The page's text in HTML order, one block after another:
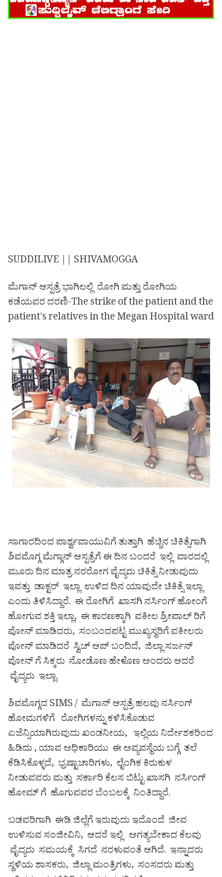
SUDDILIVE || SHIVAMOGGA
ಮೆಗಾನ್ ಆಸ್ಪತ್ರೆ ಭಾಗಿಲಲ್ಲಿ ರೋಗಿ ಮತ್ತು ರೋಗಿಯ
ಕಡೆಯವರ ದರಣಿ-The strike of the patient and the
patient's relatives in the Megan Hospital ward
ಸಾಗಾರದಿಂದ ಪಾರ್ಶ್ವವಾಯುವಿಗೆ ತುತ್ತಾಗಿ ಹೆಚ್ಚಿನ ಚಿಕಿತ್ಸೆಗಾಗಿ
ಶಿವಮೊಗ್ಗ ಮೆಗ್ಗಾನ್ ಆಸ್ಪತ್ರೆಗೆ ಈ ದಿನ ಬಂದರೆ ಇಲ್ಲಿ ವಾರದಲ್ಲಿ
ಮೂರು ದಿನ ಮಾತ್ರ ನರರೋಗ ವೈದ್ಯರು ಚಿಕಿತ್ಸೆ ನೀಡುವುದು
ಇವತ್ತು ಡಾಕ್ಟರ್ ಇಲ್ಲಾ ಉಳಿದ ದಿನ ಯಾವುದೇ ಚಿಕಿತ್ಸೆ ಇಲ್ಲಾ
ಎಂದು ತಿಳಿಸಿದ್ದಾರೆ. ಈ ರೋಗಿಗೆ ಖಾಸಗಿ ನರ್ಸಿಂಗ್ ಹೋಂಗೆ
ಹೋಗುವ ಶಕ್ತಿ ಇಲ್ಲಾ, ಈ ಕಾರಣಕ್ಕಾಗಿ ವಕೀಲ ಶ್ರೀಪಾಲ್ ರಿಗೆ
ಪೋನ್ ಮಾಡಿದರು, ಸಂಬಂದಪಟ್ಟ ಮುಖ್ಯಸ್ಥರಿಗೆ ವಕೀಲರು
ಪೋನ್ ಮಾಡಿದರೆ ಸ್ವಿಚ್ ಆಪ್ ಬಂದಿದೆ, ಜಿಲ್ಲಾ ಸರ್ಜನ್
ಪೋನ್ ಗೆ ಸಿಕ್ಕರು ನೋಡೊಣ ಹೇಳೊಣ ಅಂದರು ಆದರೆ
ವೈದ್ಯರು ಇಲ್ಲಾ.
ಶಿವಮೊಗ್ಗದ SIMS / ಮೆಗಾನ್ ಆಸ್ಪತ್ರೆ ಹಲವು ನರ್ಸಿಂಗ್
ಹೋಮಗಳಿಗೆ ರೋಗಿಗಳನ್ನು ಕಳಿಸಿಕೊಡುವ
ಏಜೆನ್ಸಿಯಾಗಿರುವುದು ಖಂಡನೀಯ, ಇಲ್ಲಿಯ ನಿರ್ದೇಶಕರಿಂದ
ಹಿಡಿದು , ಯಾವ ಅಧಿಕಾರಿಯು ಈ ಅವ್ಯವಸ್ಥೆಯ ಬಗ್ಗೆ ತಲೆ
ಕೆಡಿಸಿಕೊಳ್ಳದೆ, ಭ್ರಷ್ಟಾಚಾರಿಗಳು, ಲೈಂಗಿಕ ಕಿರುಕುಳ
ನೀಡುವವರು ಮತ್ತು ಸರ್ಕಾರಿ ಕೆಲಸ ಬಿಟ್ಟು ಖಾಸಗಿ ನರ್ಸಿಂಗ್
ಹೋಮ್ ಗೆ ಹೊಗುವವರ ಬೆಂಬಲಕ್ಕೆ ನಿಂತಿದ್ದಾರೆ.
ಬಡವರಿಗಾಗಿ ಈಡಿ ಜಿಲ್ಲೆಗೆ ಇರುವುದು ಇದೊಂದೆ ಜೀವ
ಉಳಿಸುವ ಸಂಜೀವಿನಿ, ಆದರೆ ಇಲ್ಲಿ ಅಗತ್ಯಬೇಕಾದ ಕೆಲವು
ವೈದ್ಯರು ಸಮಯಕ್ಕೆ ಸಿಗದೆ ನರಳುವಂತೆ ಆಗಿದೆ. ಇನ್ನಾದರು
ಸ್ಥಳಿಯ ಶಾಸಕರು, ಜಿಲ್ಲಾ ಮಂತ್ರಿಗಳು, ಸಂಸದರು ಮತ್ತು